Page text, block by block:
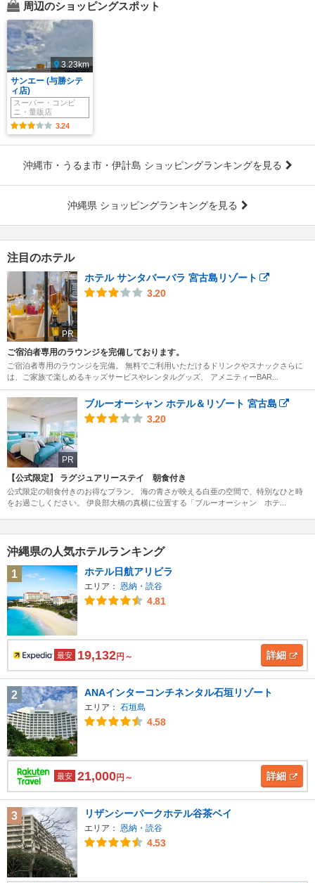
周辺のショッピングスポット
3.23km
サンエー (与勝シテ
ィ店)
スーパー・コンビ
ニ・量販店
3.24
沖縄市・うるま市・伊計島 ショッピングランキングを見る
沖縄県 ショッピングランキングを見る
注目のホテル
PR
ホテル サンタバーバラ 宮古島リゾート
3.20
ご宿泊者専用のラウンジを完備しております。
ご宿泊者専用のラウンジを完備。 無料でご利用いただけるドリンクやスナックさらに
は、ご家族で楽しめるキッズサービスやレンタルグッズ、 アメニティーBAR...
PR
ブルーオーシャン ホテル＆リゾート 宮古島
3.20
【公式限定】 ラグジュアリーステイ 朝食付き
公式限定の朝食付きのお得なプラン。 海の青さが映える白亜の空間で、特別なひと時
をお過ごしください。 伊良部大橋の真横に位置する「ブルーオーシャン ホテ...
沖縄県の人気ホテルランキング
1
ホテル日航アリビラ
エリア： 恩納・読谷
4.81
最安 19,132円～ 詳細
2 ANAインターコンチネンタル石垣リゾート
エリア： 石垣島
4.58
最安 21,000円～ 詳細
3 リザンシーパークホテル谷茶ベイ
エリア： 恩納・読谷
4.53